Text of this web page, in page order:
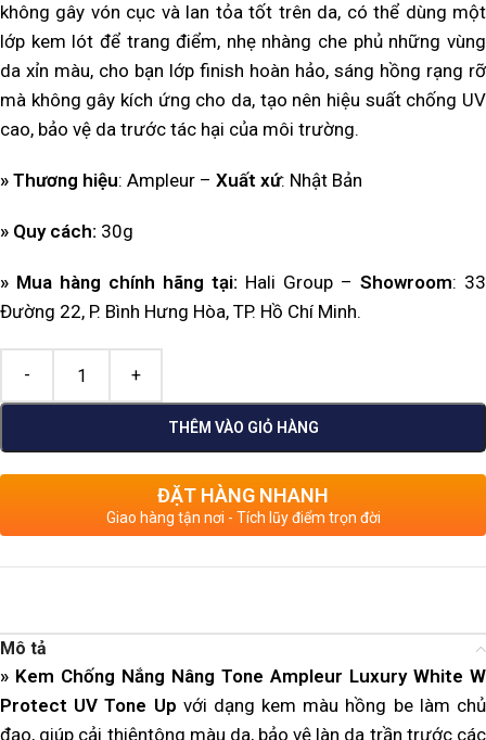
không gây vón cục và lan tỏa tốt trên da, có thể dùng một
lớp kem lót để trang điểm, nhẹ nhàng che phủ những vùng
da xỉn màu, cho bạn lớp finish hoàn hảo, sáng hồng rạng rỡ
mà không gây kích ứng cho da, tạo nên hiệu suất chống UV
cao, bảo vệ da trước tác hại của môi trường.
» Thương hiệu: Ampleur – Xuất xứ: Nhật Bản
» Quy cách: 30g
» Mua hàng chính hãng tại: Hali Group – Showroom: 33
Đường 22, P. Bình Hưng Hòa, TP. Hồ Chí Minh.
THÊM VÀO GIỎ HÀNG
ĐẶT HÀNG NHANH
Giao hàng tận nơi - Tích lũy điểm trọn đời
Mô tả
» Kem Chống Nắng Nâng Tone Ampleur Luxury White W
Protect UV Tone Up với dạng kem màu hồng be làm chủ
đạo, giúp cải thiệntông màu da, bảo vệ làn da trần trước các